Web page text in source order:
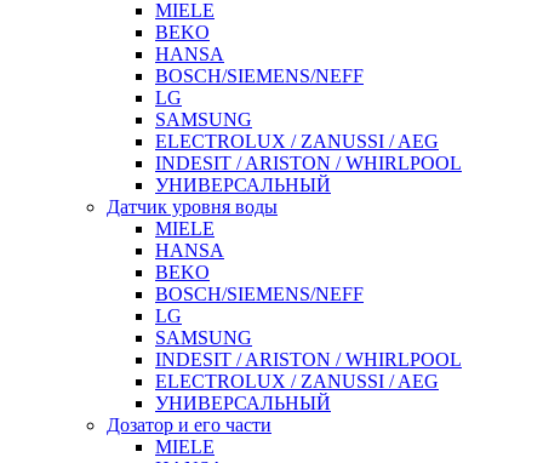
MIELE
BEKO
HANSA
BOSCH/SIEMENS/NEFF
LG
SAMSUNG
ELECTROLUX / ZANUSSI / AEG
INDESIT / ARISTON / WHIRLPOOL
УНИВЕРСАЛЬНЫЙ
Датчик уровня воды
MIELE
HANSA
BEKO
BOSCH/SIEMENS/NEFF
LG
SAMSUNG
INDESIT / ARISTON / WHIRLPOOL
ELECTROLUX / ZANUSSI / AEG
УНИВЕРСАЛЬНЫЙ
Дозатор и его части
MIELE